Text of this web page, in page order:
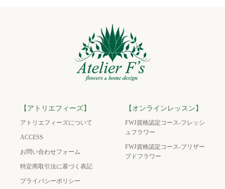
【アトリエフィーズ】
アトリエフィーズについて
ACCESS
お問い合わせフォーム
特定商取引法に基づく表記
プライバシーポリシー
【オンラインレッスン】
FWJ資格認定コース-フレッシ
ュフラワー
FWJ資格認定コース-プリザー
ブドフラワー